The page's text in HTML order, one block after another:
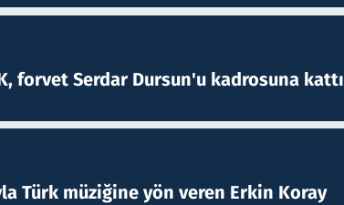
forvet Serdar Dursun'u kadrosuna kattı
Türk müziğine yön veren Erkin Koray